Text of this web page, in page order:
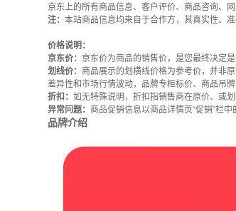
京东上的所有商品信息、客户评价、商品咨询、
注： 本站商品信息均来自于合作方，其真实性、
价格说明：
京东价： 京东价为商品的销售价，是您最终决定是
划线价： 商品展示的划横线价格为参考价，并非
差异性和市场行情波动，品牌专柜标价、商品吊
折扣： 如无特殊说明，折扣指销售商在原价、或
异常问题： 商品促销信息以商品详情页“促销”栏
品牌介绍